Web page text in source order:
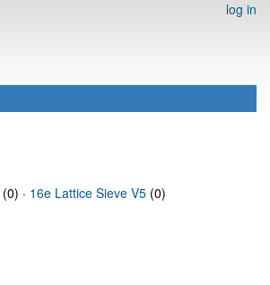
log in
(0) · 16e Lattice Sieve V5 (0)